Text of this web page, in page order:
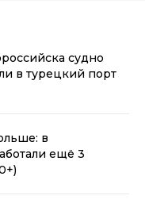
судно
в турецкий порт
в
ещё 3